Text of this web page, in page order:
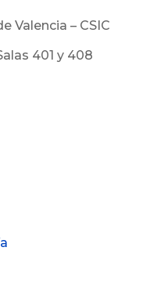
Valencia – CSIC
401 y 408